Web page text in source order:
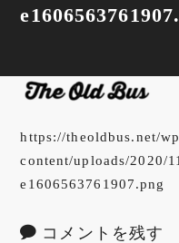
https://theoldbus.net/
content/uploads/2020/
e1606563761907.png
コメントを残す